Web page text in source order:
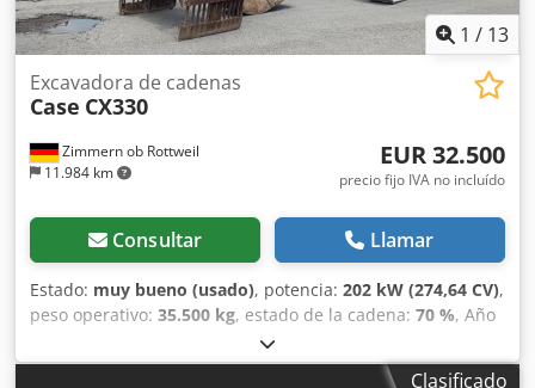
1 / 13
Zimmern ob Rottweil
11.984 km
Excavadora de cadenas
Case CX330
EUR 32.500
precio fijo IVA no incluído
Consultar Llamar
Estado: muy bueno (usado), potencia: 202 kW (274,64 CV),
peso operativo: 35.500 kg, estado de la cadena: 70 %, Año
, horas de funcionamiento:
Equipamiento:aire acondicionado, CASE CX330 Año de
Clasificado